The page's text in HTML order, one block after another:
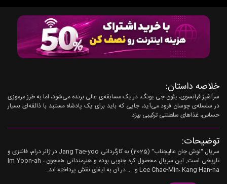
خلاصه داستان:
سرآشپز فرانسوی، یئون جی یونگ، در یک مسابقه‌ی عالی برنده می‌شود، اما به طرز مرموزی
در سلسله‌ی چوسان فرود می‌آید، جایی که باید برای یک پادشاه مستبد با ذائقه‌ای بسیار
حساس، غذاهای سلطنتی ترکیبی بپزد.
توضیحات:
سریال "نوش جان عالیجناب" (2025) به کارگردانی Jang Tae-yoo در ژانر درام، فانتزی و
تاریخی است. این سریال محصول کره جنوبی بوده و هنرمندانی همچون Im Yoon-ah ،
Lee Chae-Min، Kang Han-na و ... در آن به ایفای نقش پرداخته اند.